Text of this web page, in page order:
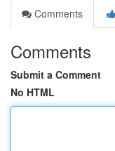
Comments
Comments
Submit a Comment
No HTML